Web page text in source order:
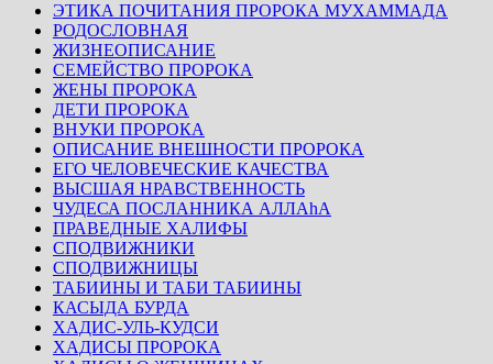
ЭТИКА ПОЧИТАНИЯ ПРОРОКА МУХАММАДА
РОДОСЛОВНАЯ
ЖИЗНЕОПИСАНИЕ
СЕМЕЙСТВО ПРОРОКА
ЖЕНЫ ПРОРОКА
ДЕТИ ПРОРОКА
ВНУКИ ПРОРОКА
ОПИСАНИЕ ВНЕШНОСТИ ПРОРОКА
ЕГО ЧЕЛОВЕЧЕСКИЕ КАЧЕСТВА
ВЫСШАЯ НРАВСТВЕННОСТЬ
ЧУДЕСА ПОСЛАННИКА АЛЛАhА
ПРАВЕДНЫЕ ХАЛИФЫ
СПОДВИЖНИКИ
СПОДВИЖНИЦЫ
ТАБИИНЫ И ТАБИ ТАБИИНЫ
КАСЫДА БУРДА
ХАДИС-УЛЬ-КУДСИ
ХАДИСЫ ПРОРОКА